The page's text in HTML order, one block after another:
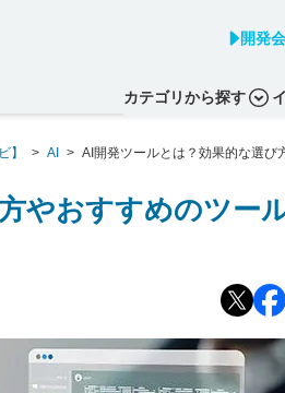
開発
カテゴリから探す
】 > AI > AI開発ツールとは？効果的な選び
やおすすめのツー